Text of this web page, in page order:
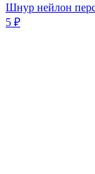
Шнур нейлон
5 ₽